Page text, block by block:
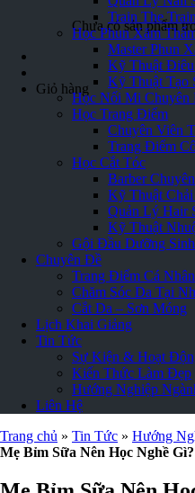
Chưa có sản phẩm
Giỏ hàng
Train The
Học Phun Xăm
Master Phun
Kỹ Thuật
Kỹ Thuật Tạo
Học Nối Mi Chuyên
Học Trang Điểm
Chuyên Viên
Trang Điểm
Học Cắt Tóc
Barber
Kỹ Thuật
Quản Lý Hair
Kỹ Thuật
Gội Đầu Dưỡng
Chuyên Đề
Trang Điểm Cá Nhân
Chăm Sóc Da Tại
Cắt Da – Sơn Móng
Lịch Khai Giảng
Tin Tức
Sự Kiện & Hoạt
Kiến Thức Làm Đẹp
Hướng Nghiệp
Liên Hệ
Trang chủ » Tin Tức » Hướng
Mẹ Bỉm Sữa Nên Học Nghề